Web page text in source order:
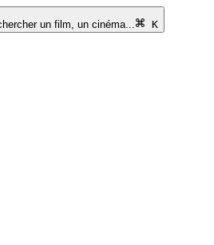
un film, un cinéma...
K